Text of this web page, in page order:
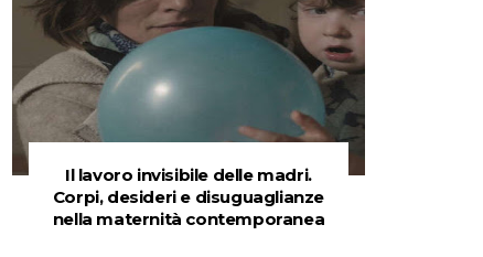
Il lavoro invisibile delle madri.
Corpi, desideri e disuguaglianze
nella maternità contemporanea